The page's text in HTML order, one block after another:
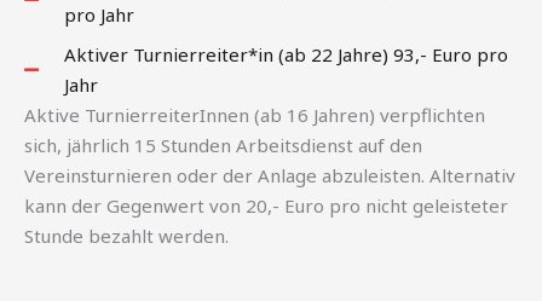
pro Jahr
Aktiver Turnierreiter*in (ab 22 Jahre) 93,- Euro pro
Jahr
Aktive TurnierreiterInnen (ab 16 Jahren) verpflichten
sich, jährlich 15 Stunden Arbeitsdienst auf den
Vereinsturnieren oder der Anlage abzuleisten. Alternativ
kann der Gegenwert von 20,- Euro pro nicht geleisteter
Stunde bezahlt werden.